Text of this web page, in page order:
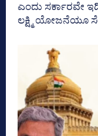
ಎಂದು ಸರ್ಕಾರವೇ
ಲಕ್ಷ್ಮಿ ಯೋಜನೆಯೂ